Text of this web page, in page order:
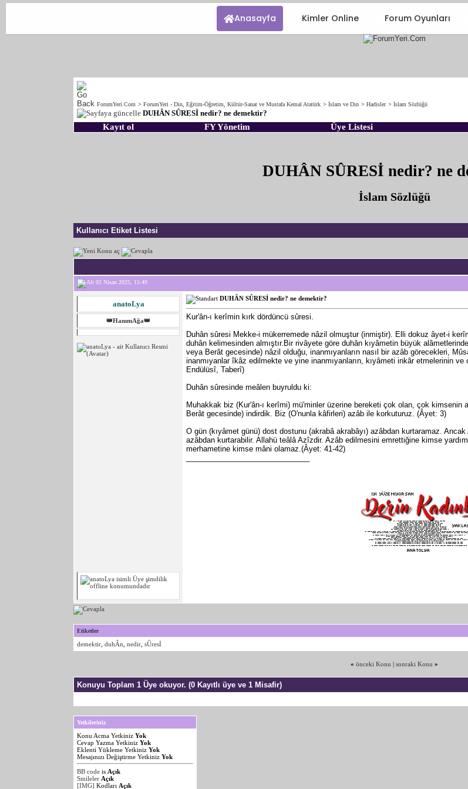
Anasayfa Kimler Online Forum Oyunları
ForumYeri.Com >ForumYeri - Din, Eğitim-Öğretim, Kültür-Sanat ve Mustafa Kemal Atatürk >İslam ve Din >Hadisler >İslam Sözlüğü
DUHÂN SÛRESİ nedir? ne demektir?
Kayıt ol FY Yönetim Üye Listesi
DUHÂN SÛRESİ nedir? ne
İslam Sözlüğü
Kullanıcı Etiket Listesi
02 Nisan 2025, 15:49
anatoLya
👑HanımAğa👑
DUHÂN SÛRESİ nedir? ne demektir?
Kur'ân-ı kerîmin kırk dördüncü sûresi.
Duhân sûresi Mekke-i mükerremede nâzil olmuştur (inmiştir). Elli dokuz âyet-i
duhân kelimesinden almıştır.Bir rivâyete göre duhân kıyâmetin büyük
veya Berât gecesinde) nâzil olduğu, inanmıyanların nasıl bir azâb görecekleri,
inanmıyanlar îkâz edilmekte ve yine inanmıyanların, kıyâmeti inkâr etmelerinin
Endülüsî, Taberî)
Duhân sûresinde meâlen buyruldu ki:
Muhakkak biz (Kur'ân-ı kerîmi) mü'minler üzerine bereketi çok olan, çok kimsenin
Berât gecesinde) indirdik. Biz (O'nunla kâfirleri) azâb ile korkuturuz. (Âyet: 3)
O gün (kıyâmet günü) dost dostunu (akrabâ akrabâyı) azâbdan kurtaramaz.
azâbdan kurtarabilir. Allahü teâlâ Azîzdir. Azâb edilmesini emrettiğine kimse
merhametine kimse mâni olamaz.(Âyet: 41-42)
Etiketler
demektir ,duhÂn ,nedir ,sÛresİ
« önceki Konu |sonraki Konu »
Konuyu Toplam 1 Üye okuyor.(0 Kayıtlı üye ve 1 Misafir)
Yetkileriniz
Konu Acma YetkinizYok
Cevap Yazma YetkinizYok
Eklenti Yükleme YetkinizYok
Mesajınızı Değiştirme YetkinizYok
BB code is Açık
Smileler Açık
[IMG] Kodları Açık